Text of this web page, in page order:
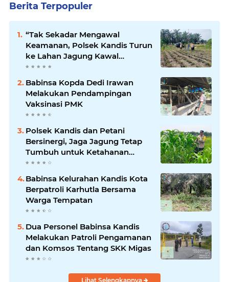
Berita Terpopuler
“Tak Sekadar Mengawal
Keamanan, Polsek Kandis Turun
ke Lahan Jagung Kawal
Ketahanan Pangan
Babinsa Kopda Dedi Irawan
Melakukan Pendampingan
Vaksinasi PMK
Polsek Kandis dan Petani
Bersinergi, Jaga Jagung Tetap
Tumbuh untuk Ketahanan
Pangan
Babinsa Kelurahan Kandis Kota
Berpatroli Karhutla Bersama
Warga Tempatan
Dua Personel Babinsa Kandis
Melakukan Patroli Pengamanan
dan Komsos Tentang SKK Migas
Lihat Selengkapnya